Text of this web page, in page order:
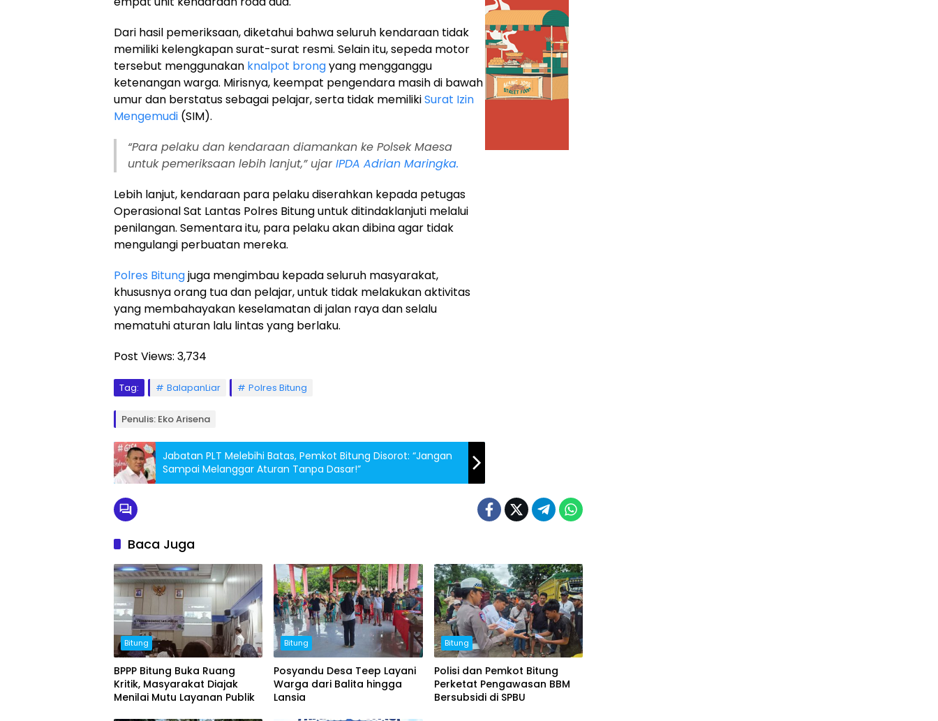
Dari hasil pemeriksaan, diketahui bahwa seluruh kendaraan tidak
memiliki kelengkapan surat-surat resmi. Selain itu, sepeda motor
tersebut menggunakan knalpot brongyang mengganggu
ketenangan warga. Mirisnya, keempat pengendara masih di bawah
umur dan berstatus sebagai pelajar, serta tidak memilikiSurat Izin
Mengemudi (SIM).
“Para pelaku dan kendaraan diamankan ke Polsek Maesa
untuk pemeriksaan lebih lanjut,” ujarIPDA Adrian Maringka.
Lebih lanjut, kendaraan para pelaku diserahkan kepada petugas
Operasional Sat Lantas Polres Bitung untuk ditindaklanjuti melalui
penilangan. Sementara itu, para pelaku akan dibina agar tidak
mengulangi perbuatan mereka.
Polres Bitungjuga mengimbau kepada seluruh masyarakat,
khususnya orang tua dan pelajar, untuk tidak melakukan aktivitas
yang membahayakan keselamatan di jalan raya dan selalu
mematuhi aturan lalu lintas yang berlaku.
Post Views: 3,734
Tag: BalapanLiar Polres Bitung
Penulis: Eko Arisena
Jabatan PLT Melebihi Batas, Pemkot Bitung Disorot: “Jangan
Sampai Melanggar Aturan Tanpa Dasar!”
Baca Juga
Bitung
BPPP Bitung Buka Ruang
Kritik, Masyarakat Diajak
Menilai Mutu Layanan Publik
Bitung
Posyandu Desa Teep Layani
Warga dari Balita hingga
Lansia
Bitung
Polisi dan Pemkot Bitung
Perketat Pengawasan BBM
Bersubsidi di SPBU
Bitung